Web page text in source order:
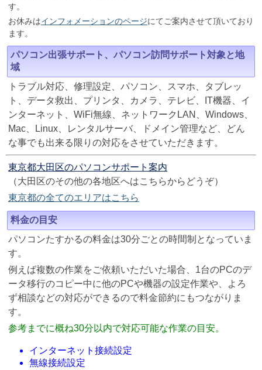
す。
お休みはインフォメーションのページにてご案内させて頂いており
ます。
パソコン出張サポート、パソコン訪問サポート対象と地
域
トラブル対応、修理設定、パソコン、スマホ、タブレッ
ト、データ救出、プリンタ、カメラ、テレビ、IT機器、イ
ンターネット、WiFi無線、ネットワークLAN、Windows、
Mac、Linux、レンタルサーバ、ドメイン管理など、どん
な事でも出来る限りの対応をさせていただきます。
東京都大田区のパソコンサポート案内
（大田区のその他の各地区へはこちらからどうぞ）
東京都の全てのエリアはこちら
料金の目安
パソコンたすかるの料金は30分ごとの時間制となっていま
す。
例えば複数の作業をご依頼いただいた場合、1台のPCのデ
ータ移行のコピー中に他のPCや機器の設定作業や、よろ
ず相談などの対応ができるので料金節約にもつながりま
す。
参考までに概ね30分以内で対応可能な作業の目安。
インターネット接続設定
無線接続設定